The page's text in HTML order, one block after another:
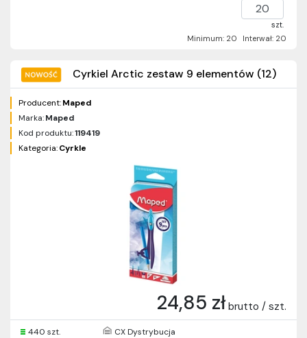
szt.
Minimum: 20
Interwał: 20
Cyrkiel Arctic zestaw 9 elementów (12)
Producent:Maped
Marka:Maped
Kod produktu:119419
Kategoria:Cyrkle
24,85 zł brutto / szt.
440 szt. CX Dystrybucja